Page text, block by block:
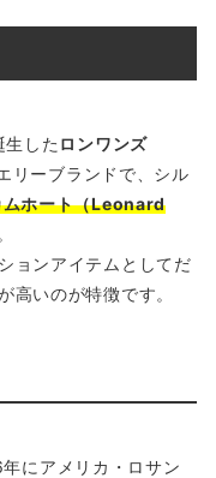
した ロンワンズ
リーブランドで、シル
ムホート（Leonard
ョンアイテムとしてだ
高いのが特徴です。
にアメリカ・ロサン